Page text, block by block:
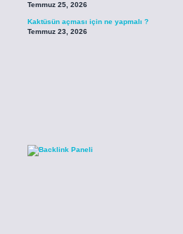
Temmuz 25, 2026
Kaktüsün açması için ne yapmalı ?
Temmuz 23, 2026